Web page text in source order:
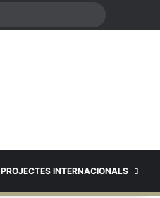
PROJECTES INTERNACIONALS